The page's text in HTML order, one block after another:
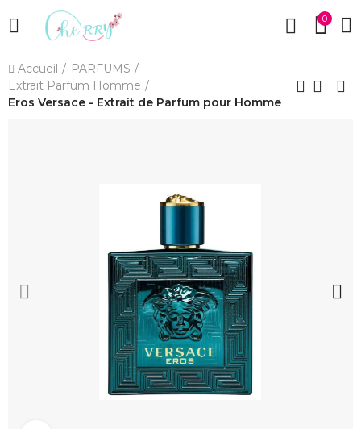
0
Accueil
PARFUMS
Extrait Parfum Homme
Eros Versace - Extrait de Parfum pour Homme